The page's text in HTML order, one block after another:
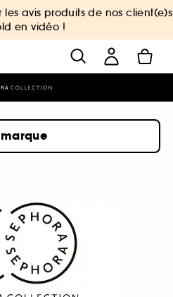
les avis produits de nos client(e)s
en vidéo !